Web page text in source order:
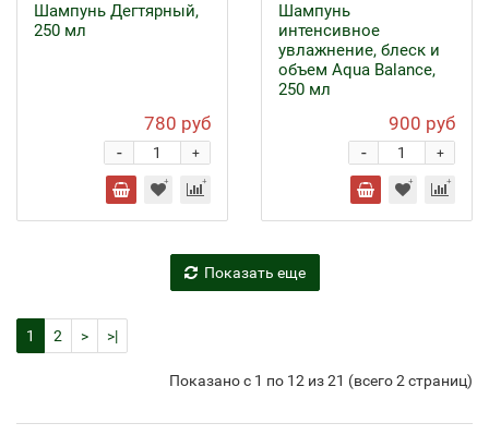
Шампунь Дегтярный,
250 мл
780 руб
+
-
Шампунь
интенсивное
увлажнение, блеск и
объем Aqua Balance,
250 мл
900 руб
+
-
Показать еще
1 2 > >|
Показано с 1 по 12 из 21 (всего 2 страниц)